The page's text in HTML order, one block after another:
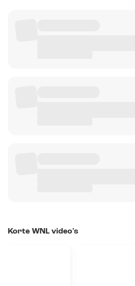
Korte WNL video's